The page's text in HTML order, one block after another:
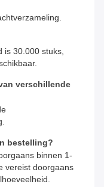
is 30.000 stuks,
verschillende
bestelling?
binnen 1-
vereist doorgaans